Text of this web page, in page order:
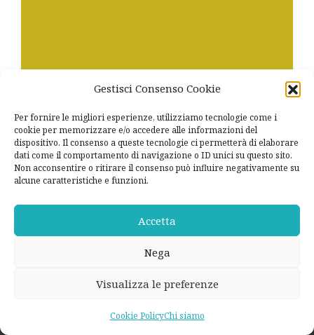
Gestisci Consenso Cookie
Per fornire le migliori esperienze, utilizziamo tecnologie come i
cookie per memorizzare e/o accedere alle informazioni del
dispositivo. Il consenso a queste tecnologie ci permetterà di elaborare
dati come il comportamento di navigazione o ID unici su questo sito.
Non acconsentire o ritirare il consenso può influire negativamente su
alcune caratteristiche e funzioni.
Accetta
Nega
Visualizza le preferenze
Cookie PolicyChi siamo
Gli ultimi dati sulle presenze dei
minori negli I.P.M.
Sono stati pubblicati il 20 luglio 2021 sul sito del
Ministero della Giustizia i dati relativi ai minori e